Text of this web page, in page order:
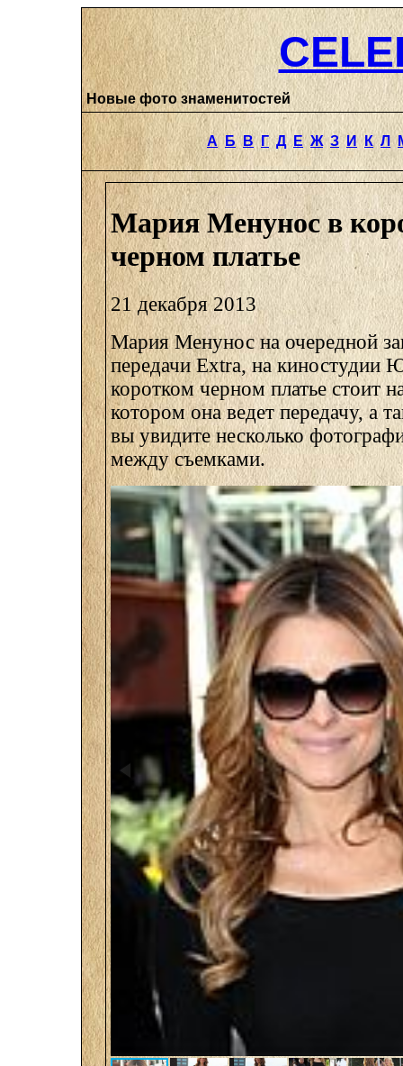
Новые фото знаменитостей
А Б В Г Д Е Ж З И К Л
Мария Менунос в
черном платье
21 декабря 2013
Мария Менунос на очередной
передачи Extra, на киностудии
коротком черном платье стоит
котором она ведет передачу, а
вы увидите несколько
между съемками.